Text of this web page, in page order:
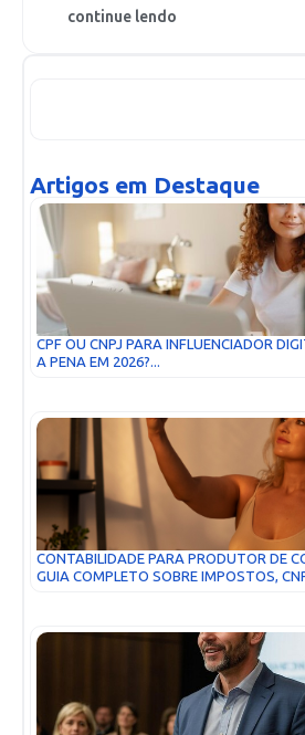
continue lendo
Artigos em Destaque
CPF OU CNPJ PARA INFLUENCIADOR
A PENA EM 2026?...
CONTABILIDADE PARA PRODUTOR DE
GUIA COMPLETO SOBRE IMPOSTOS,